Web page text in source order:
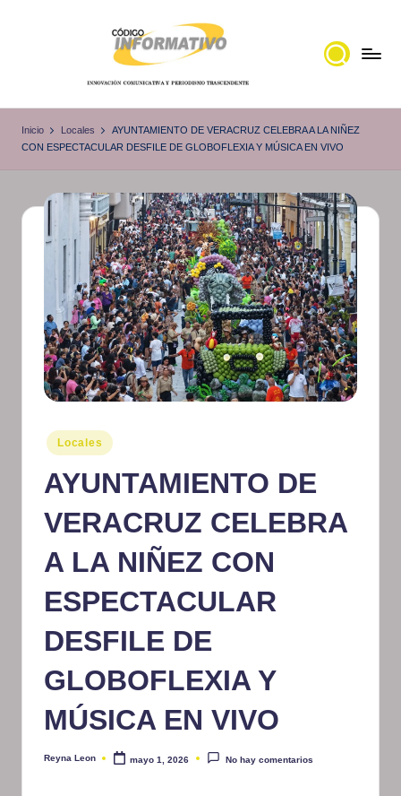
ó
i
g
o
I
n
f
o
r
m
at
iv
o
noticias
Inicio Locales
AYUNTAMIENTO DE VERACRUZ CELEBRA A LA NIÑEZ
CON ESPECTACULAR DESFILE DE GLOBOFLEXIA Y MÚSICA EN VIVO
Publicado
en
Locales
AYUNTAMIENTO DE
VERACRUZ CELEBRA
A LA NIÑEZ CON
ESPECTACULAR
DESFILE DE
GLOBOFLEXIA Y
MÚSICA EN VIVO
Publicado
Reyna Leon mayo 1, 2026 No hay comentarios